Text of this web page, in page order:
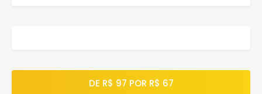
DE R$ 97 POR R$ 67